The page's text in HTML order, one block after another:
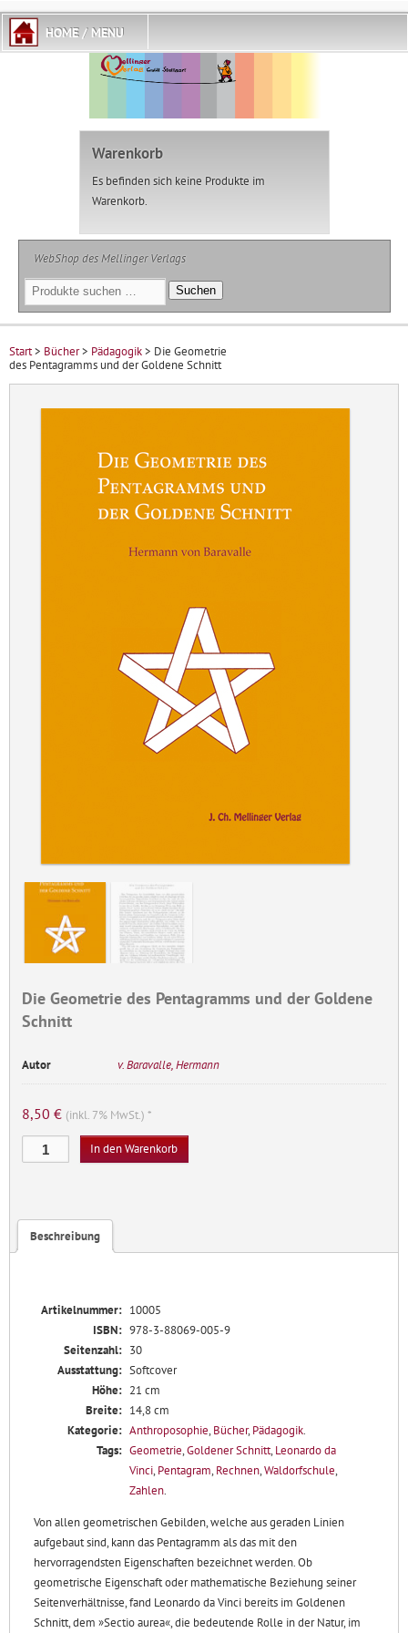
Warenkorb
Es befinden sich keine Produkte im
Warenkorb.
WebShop des Mellinger Verlags
Suchen
nach:
Suchen
Start> Bücher> Pädagogik> Die Geometrie
des Pentagramms und der Goldene Schnitt
Die Geometrie des Pentagramms und der Goldene
Schnitt
Autor v. Baravalle, Hermann
8,50 € (inkl. 7% MwSt.) *
Geometrie
und
der
Menge
In den Warenkorb
Beschreibung
Artikelnummer: 10005
ISBN: 978-3-88069-005-9
Seitenzahl: 30
Ausstattung: Softcover
Höhe: 21 cm
Breite: 14,8 cm
Kategorie: Anthroposophie, Bücher, Pädagogik.
Tags: Geometrie,Goldener Schnitt, Leonardo da
Vinci, Pentagram, Rechnen,Waldorfschule,
Zahlen.
Von allen geometrischen Gebilden, welche aus geraden Linien
aufgebaut sind, kann das Pentagramm als das mit den
hervorragendsten Eigenschaften bezeichnet werden. Ob
geometrische Eigenschaft oder mathematische Beziehung seiner
Seitenverhältnisse, fand Leonardo da Vinci bereits im Goldenen
Schnitt, dem »Sectio aurea«, die bedeutende Rolle in der Natur, im